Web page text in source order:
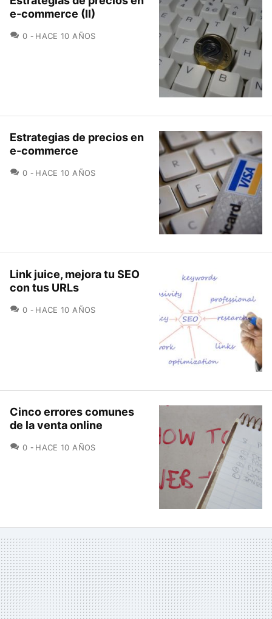
e-commerce (II)
0 COMENTARIOS
HACE 10 AÑOS
Estrategias de precios en
e-commerce
0 COMENTARIOS
HACE 10 AÑOS
Link juice, mejora tu SEO
con tus URLs
0 COMENTARIOS
HACE 10 AÑOS
Cinco errores comunes
de la venta online
0 COMENTARIOS
HACE 10 AÑOS